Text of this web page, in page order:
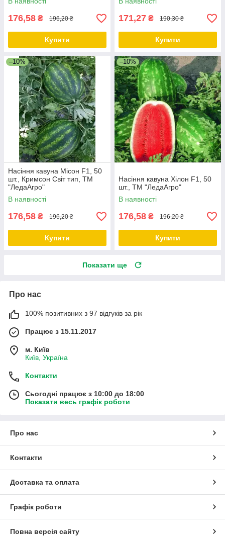
176,58 ₴ 196,20 ₴
Купити
171,27 ₴ 190,30 ₴
Купити
–10%
Насіння кавуна Місон F1, 50
шт., Кримсон Світ тип, ТМ
"ЛедаАгро"
В наявності
176,58 ₴ 196,20 ₴
Купити
–10%
Насіння кавуна Хілон F1, 50
шт., ТМ "ЛедаАгро"
В наявності
176,58 ₴ 196,20 ₴
Купити
Показати ще
Про нас
100% позитивних з 97 відгуків за рік
Працює з 15.11.2017
м. Київ
Київ, Україна
Контакти
Сьогодні працює з 10:00 до 18:00
Показати весь графік роботи
Про нас
Контакти
Доставка та оплата
Графік роботи
Повна версія сайту